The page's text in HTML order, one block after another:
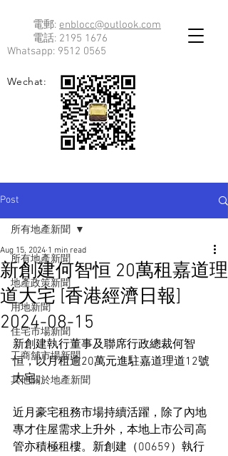
電郵: enblocc@outlook.com
電話: 2195 1676
Whatsapp: 9512 0565
Wechat:
Post
所有地產新聞
地產政策新聞
用地新聞
住宅市場新聞
工商舖市場新聞
其他關於地產新聞
所有地產新聞
新創建何智恒 20萬租嘉道理
道大宅 [香港經濟日報]
2024-08-15
Aug 15, 2024 1 min read
新創建執行董事及聯席行政總裁何智
恒，以月租逾20萬元進駐嘉道理道12號
大宅。
近月豪宅租務市場持續活躍，除了內地
專才住屋需求上升外，本地上市公司高
管亦積極租樓。新創建（00659）執行